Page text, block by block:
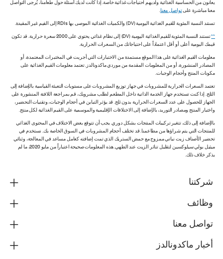
يعانون من الحساسية الغذائية ولديهم احتياجات غذائية خاصة. إذا كانت لديك أسئلة حول طعامنا، يُرجى التواصل
معنا مباشرة علىتواصل معنا.
تستند النسبة المئوية للقيم الغذائية اليومية (DV) والكميات الغذائية الموصى بها RDIs إلى القيم غير المقيدة.
**
تستند النسبة المئوية للقيم الغذائية اليومية (DV) إلى نظام غذائي يحتوي على 2000 سعرة حرارية. قد تكون
قيمك اليومية أعلى أو أقل اعتماداً على احتياجاتك من السعرات الحرارية.
معلومات القيم الغذائية على هذا الموقع مستمدة من الاختبارات التي أجريت في المختبرات المعتمدة، أو
المصادر المنشورة، أو من المعلومات المقدمة من موردي ماكدونالدز. تعتمد معلومات القيم الغذائية على
مكونات المنتج وأحجام الوجبات.
تعتمد السعرات الحرارية للمشروبات في جهاز توزيع المشروبات على مستويات التعبئة القياسية بالإضافة إلى
الثلج. إذا كنت تستخدم جهاز الخدمة الذاتية داخل المطعم لطلب مشروبك، قم بمراجعة اللافتة المنشورة على
الجهاز للحصول على عدد السعرات الحرارية بدون ثلج. قد يؤثر التباين في أحجام الوجبات، وتقنيات التحضير،
واختبار المنتج ومصادر التوريد، بالإضافة إلى الاختلافات الإقليمية والموسمية على القيم الغذائية لكل منتج.
بالإضافة إلى ذلك، تتغير تركيبات المنتجات بشكل دوري. يجب أن تتوقع بعض الاختلاف في المحتوى الغذائي
للمنتجات التي يتم شراؤها من مطاعمنا. قد تختلف أحجام المشروبات في السوق الخاصة بك. نستخدم في
تحضير الأصناف زيت نباتي ممزوج مع حمض الستريك الذي تمت إضافته كعامل مساعد في المعالجة، وثنائي
ميثيل بولي سيلوكسين لتقليل تناثر الزيت عند الطهي. هذه المعلومات صحيحة اعتباراً من مايو 2020، ما لم
يذكر خلاف ذلك.
شركتنا
وظائف
تواصل معنا
أخبار ماكدونالدز